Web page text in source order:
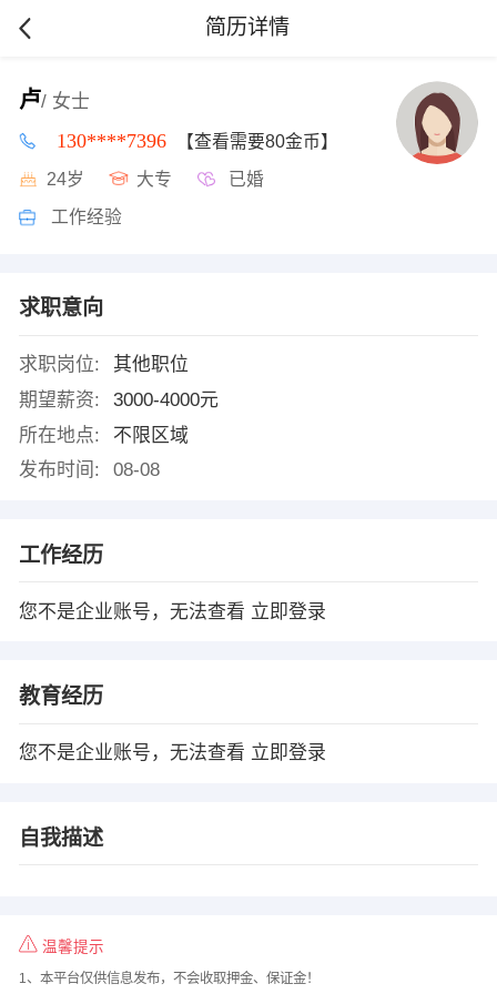
简历详情
卢/ 女士
130****7396 【查看需要80金币】
24岁 大专 已婚
工作经验
求职意向
求职岗位:
其他职位
期望薪资:
3000-4000元
所在地点:
不限区域
发布时间:
08-08
工作经历
您不是企业账号，无法查看 立即登录
教育经历
您不是企业账号，无法查看 立即登录
自我描述
温馨提示
1、本平台仅供信息发布，不会收取押金、保证金！